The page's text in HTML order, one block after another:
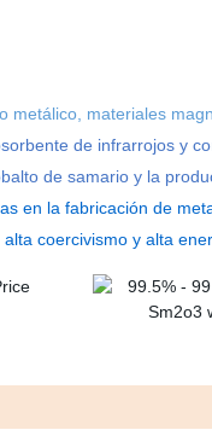
metálico, materiales
de infrarrojos y
de samario y la
en la fabricación de
coercivismo y alta